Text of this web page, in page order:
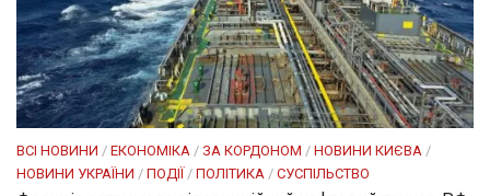
ВСІ НОВИНИ / ЕКОНОМІКА / ЗА КОРДОНОМ / НОВИНИ КИЄВА /
НОВИНИ УКРАЇНИ / ПОДІЇ / ПОЛІТИКА / СУСПІЛЬСТВО